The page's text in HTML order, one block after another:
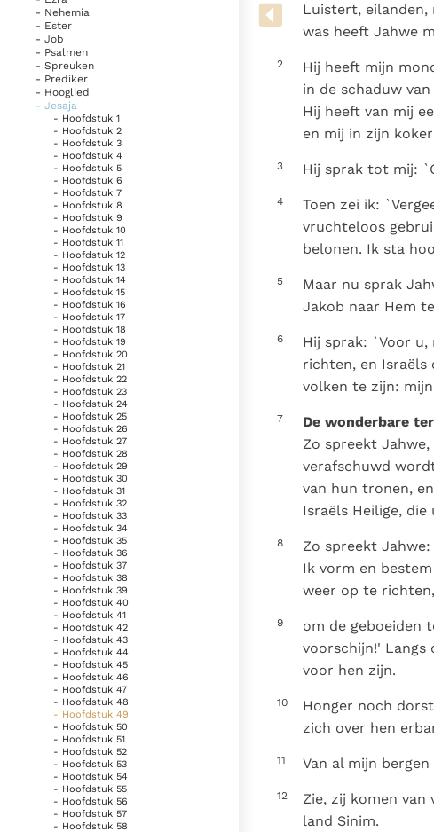
Denzinger Gebruiksvoorwaarden
- Nehemia
- Ester
- Job
- Psalmen
- Spreuken
- Prediker
- Hooglied
- Jesaja
- Hoofdstuk 1
- Hoofdstuk 2
- Hoofdstuk 3
- Hoofdstuk 4
- Hoofdstuk 5
- Hoofdstuk 6
- Hoofdstuk 7
- Hoofdstuk 8
- Hoofdstuk 9
- Hoofdstuk 10
- Hoofdstuk 11
- Hoofdstuk 12
- Hoofdstuk 13
- Hoofdstuk 14
- Hoofdstuk 15
- Hoofdstuk 16
- Hoofdstuk 17
- Hoofdstuk 18
- Hoofdstuk 19
- Hoofdstuk 20
- Hoofdstuk 21
- Hoofdstuk 22
- Hoofdstuk 23
- Hoofdstuk 24
- Hoofdstuk 25
- Hoofdstuk 26
- Hoofdstuk 27
- Hoofdstuk 28
- Hoofdstuk 29
- Hoofdstuk 30
- Hoofdstuk 31
- Hoofdstuk 32
- Hoofdstuk 33
- Hoofdstuk 34
- Hoofdstuk 35
- Hoofdstuk 36
- Hoofdstuk 37
- Hoofdstuk 38
- Hoofdstuk 39
- Hoofdstuk 40
- Hoofdstuk 41
- Hoofdstuk 42
- Hoofdstuk 43
- Hoofdstuk 44
- Hoofdstuk 45
- Hoofdstuk 46
- Hoofdstuk 47
- Hoofdstuk 48
- Hoofdstuk 49
- Hoofdstuk 50
- Hoofdstuk 51
- Hoofdstuk 52
- Hoofdstuk 53
- Hoofdstuk 54
- Hoofdstuk 55
- Hoofdstuk 56
- Hoofdstuk 57
- Hoofdstuk 58
Luistert, eilanden,
was heeft Jahwe
2
Hij heeft mijn
in de schaduw
Hij heeft van mij
en mij in zijn
3 Hij sprak tot mij:
4
Toen zei ik:
vruchteloos
belonen. Ik sta
5
Maar nu sprak
Jakob naar Hem
6
Hij sprak: `Voor
richten, en Israëls
volken te zijn:
7
De wonderbare
Zo spreekt
verafschuwd
van hun tronen,
Israëls Heilige,
8
Zo spreekt
Ik vorm en
weer op te
9
om de geboeiden
voorschijn!' Langs
voor hen zijn.
10
Honger noch
zich over hen
11 Van al mijn
12
Zie, zij komen
land Sinim.